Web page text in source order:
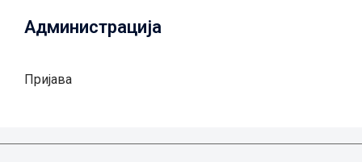
Администрација
Пријава